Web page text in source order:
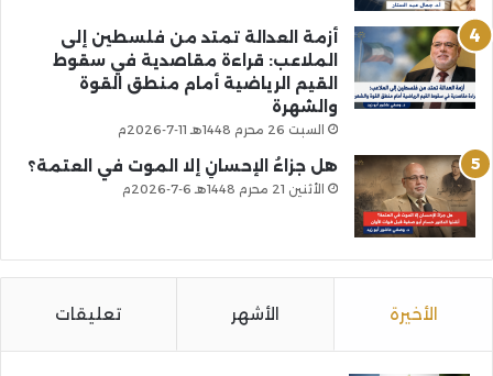
أزمة العدالة تمتد من فلسطين إلى
الملاعب: قراءة مقاصدية في سقوط
القيم الرياضية أمام منطق القوة
والشهرة
السبت 26 محرم 1448هـ 11-7-2026م
هل جزاءُ الإحسانِ إلا الموت في العتمة؟
الأثنين 21 محرم 1448هـ 6-7-2026م
الأخيرة الأشهر تعليقات